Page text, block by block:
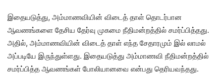
இதையடுத்து, அம்மாணவியின் விடைத் தாள் தொடர்பான
ஆவணங்களை தேசிய தேர்வு முகமை நீதிமன்றத்தில் சமர்ப்பித்தது.
அதில், அம்மாணவியின் விடைத் தாள் எந்த சேதாரமும் இல் லாமல்
அப்படியே இருந்துள்ளது. இதையடுத்து அம்மாணவி நீதிமன்றத்தில்
சமர்ப்பித்த ஆவணங்கள் போலியானவை என்பது தெரியவந்தது.